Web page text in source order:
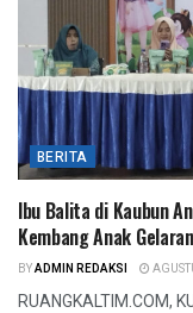
BERITA
Ibu Balita di Kaubun
Kembang Anak
BYADMIN REDAKSI
RUANGKALTIM.COM,